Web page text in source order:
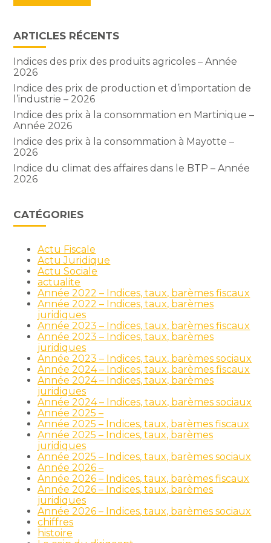
ARTICLES RÉCENTS
Indices des prix des produits agricoles – Année
2026
Indice des prix de production et d’importation de
l’industrie – 2026
Indice des prix à la consommation en Martinique –
Année 2026
Indice des prix à la consommation à Mayotte –
2026
Indice du climat des affaires dans le BTP – Année
2026
CATÉGORIES
Actu Fiscale
Actu Juridique
Actu Sociale
actualite
Année 2022 – Indices, taux, barèmes fiscaux
Année 2022 – Indices, taux, barèmes
juridiques
Année 2023 – Indices, taux, barèmes fiscaux
Année 2023 – Indices, taux, barèmes
juridiques
Année 2023 – Indices, taux, barèmes sociaux
Année 2024 – Indices, taux, barèmes fiscaux
Année 2024 – Indices, taux, barèmes
juridiques
Année 2024 – Indices, taux, barèmes sociaux
Année 2025 –
Année 2025 – Indices, taux, barèmes fiscaux
Année 2025 – Indices, taux, barèmes
juridiques
Année 2025 – Indices, taux, barèmes sociaux
Année 2026 –
Année 2026 – Indices, taux, barèmes fiscaux
Année 2026 – Indices, taux, barèmes
juridiques
Année 2026 – Indices, taux, barèmes sociaux
chiffres
histoire